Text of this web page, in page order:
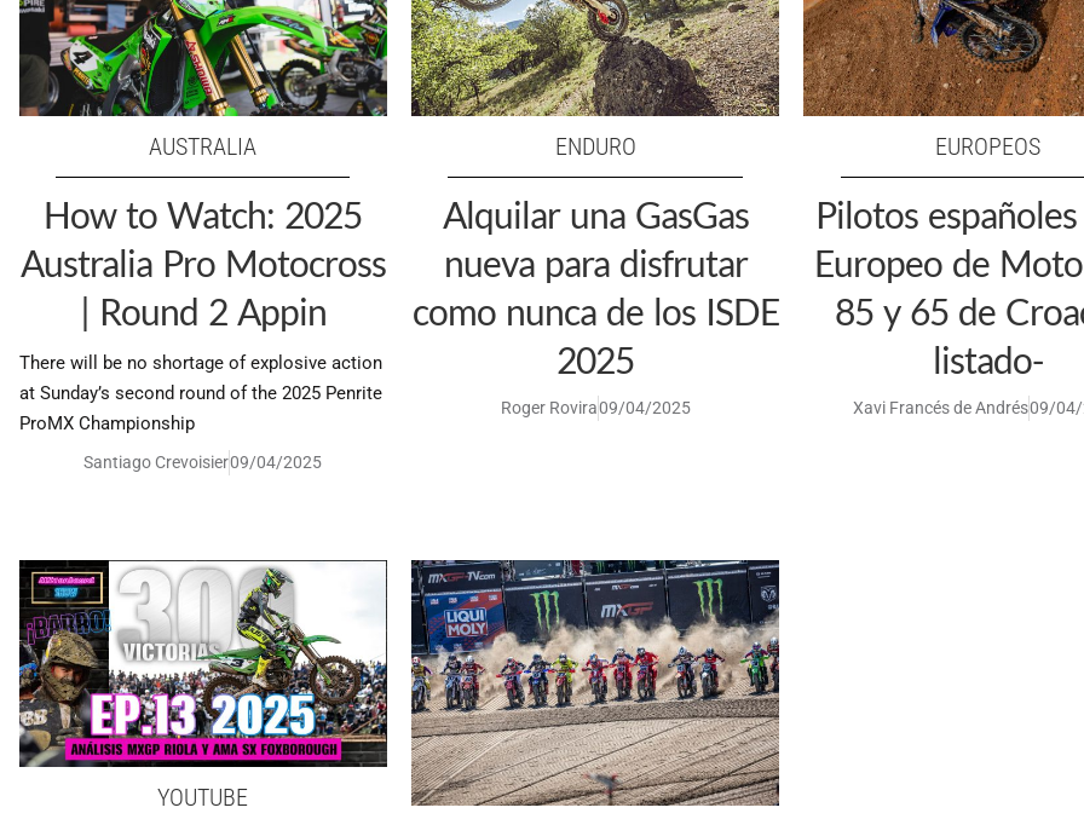
AUSTRALIA
How to Watch: 2025
Australia Pro Motocross
| Round 2 Appin
There will be no shortage of explosive action
at Sunday’s second round of the 2025 Penrite
ProMX Championship
Santiago Crevoisier09/04/2025
ENDURO
Alquilar una GasGas
nueva para disfrutar
como nunca de los ISDE
2025
Roger Rovira09/04/2025
EUROPEOS
Pilotos
Europeo de
85 y 65 de
listado-
Xavi Francés de Andrés09/
YOUTUBE